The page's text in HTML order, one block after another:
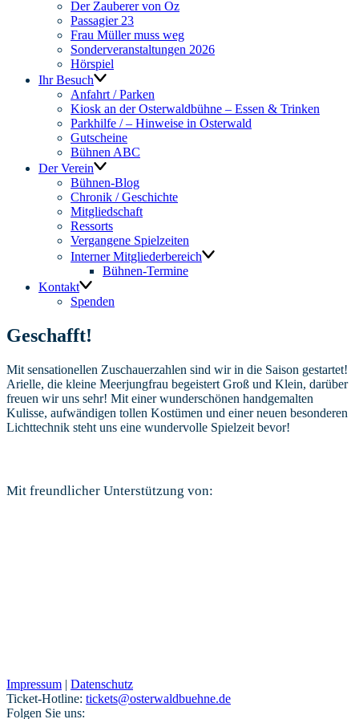
Der Zauberer von Oz
Passagier 23
Frau Müller muss weg
Sonderveranstaltungen 2026
Hörspiel
Ihr Besuch
Anfahrt / Parken
Kiosk an der Osterwaldbühne – Essen & Trinken
Parkhilfe / – Hinweise in Osterwald
Gutscheine
Bühnen ABC
Der Verein
Bühnen-Blog
Chronik / Geschichte
Mitgliedschaft
Ressorts
Vergangene Spielzeiten
Interner Mitgliederbereich
Bühnen-Termine
Kontakt
Spenden
Geschafft!
Mit sensationellen Zuschauerzahlen sind wir in die Saison gestartet!
Arielle, die kleine Meerjungfrau begeistert Groß und Klein, darüber
freuen wir uns sehr! Mit einer wunderschönen handgemalten
Kulisse, aufwändigen tollen Kostümen und einer neuen besonderen
Lichttechnik steht uns eine wundervolle Spielzeit bevor!
Mit freundlicher Unterstützung von:
Impressum | Datenschutz
Ticket-Hotline: tickets@osterwaldbuehne.de
Folgen Sie uns: